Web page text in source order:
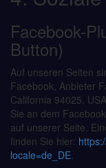
Facebook-
Button)
Auf unseren Seiten
Facebook, Anbieter
California 94025,
Sie an dem
auf unserer Seite.
finden Sie hier:
locale=de_DE.